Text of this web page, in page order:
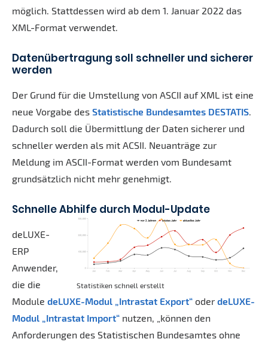
möglich. Stattdessen wird ab dem 1. Januar 2022 das
XML-Format verwendet.
Datenübertragung soll schneller und sicherer
werden
Der Grund für die Umstellung von ASCII auf XML ist eine
neue Vorgabe des Statistische Bundesamtes DESTATIS.
Dadurch soll die Übermittlung der Daten sicherer und
schneller werden als mit ACSII. Neuanträge zur
Meldung im ASCII-Format werden vom Bundesamt
grundsätzlich nicht mehr genehmigt.
Schnelle Abhilfe durch Modul-Update
Statistiken schnell erstellt
deLUXE-
ERP
Anwender,
die die
Module deLUXE-Modul „Intrastat Export“ oder deLUXE-
Modul „Intrastat Import“ nutzen, „können den
Anforderungen des Statistischen Bundesamtes ohne